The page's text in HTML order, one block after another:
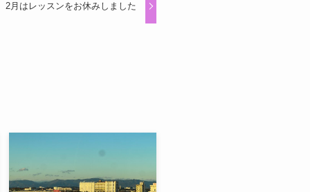
2月はレッスンをお休みしました